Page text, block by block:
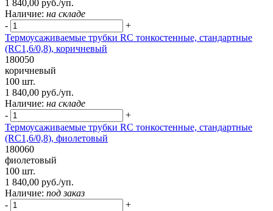
1 840,00 руб./уп.
Наличие: на складе
-
+
Термоусаживаемые трубки RC тонкостенные, стандартные
(RC1,6/0,8), коричневый
180050
коричневый
100 шт.
1 840,00 руб./уп.
Наличие: на складе
-
+
Термоусаживаемые трубки RC тонкостенные, стандартные
(RC1,6/0,8), фиолетовый
180060
фиолетовый
100 шт.
1 840,00 руб./уп.
Наличие: под заказ
-
+